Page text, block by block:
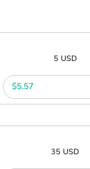
5 USD
$5.57
35 USD